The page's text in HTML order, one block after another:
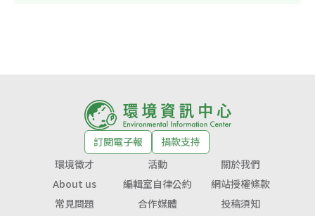
訂閱電子報
捐款支持
環境徵才
活動
關於我們
About us
編輯室自律公約
網站授權條款
常見問題
合作媒體
投稿須知